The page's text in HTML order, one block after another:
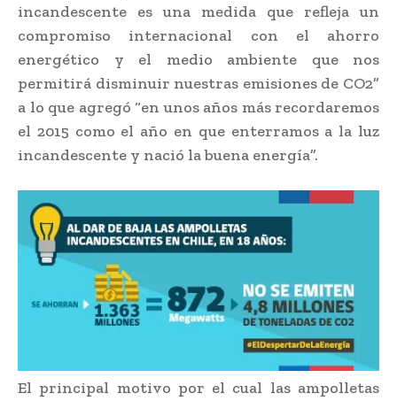
incandescente es una medida que refleja un
compromiso internacional con el ahorro
energético y el medio ambiente que nos
permitirá disminuir nuestras emisiones de CO2”
a lo que agregó “en unos años más recordaremos
el 2015 como el año en que enterramos a la luz
incandescente y nació la buena energía”.
El principal motivo por el cual las ampolletas